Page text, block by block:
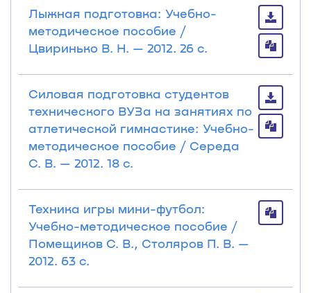
Лыжная подготовка: Учебно-
методическое пособие /
Цвиринько В. Н. — 2012. 26 с.
Силовая подготовка студентов
технического ВУЗа на занятиях по
атлетической гимнастике: Учебно-
методическое пособие / Середа
С. В. — 2012. 18 с.
Техника игры мини-футбол:
Учебно-методическое пособие /
Помещиков С. В., Столяров П. В. —
2012. 63 с.